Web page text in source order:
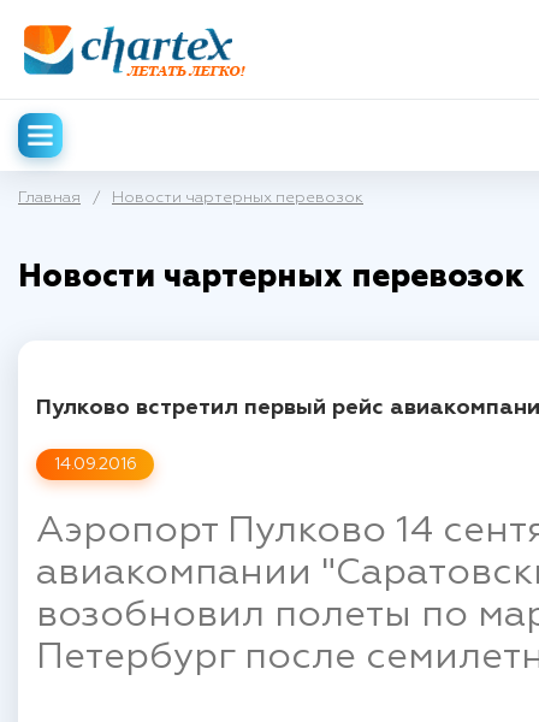
Главная / Новости чартерных перевозок
Новости чартерных перевозок
14.09.2016
Пулково встретил первый рейс
Аэропорт Пулково 14
авиакомпании
возобновил полеты по
Петербург после